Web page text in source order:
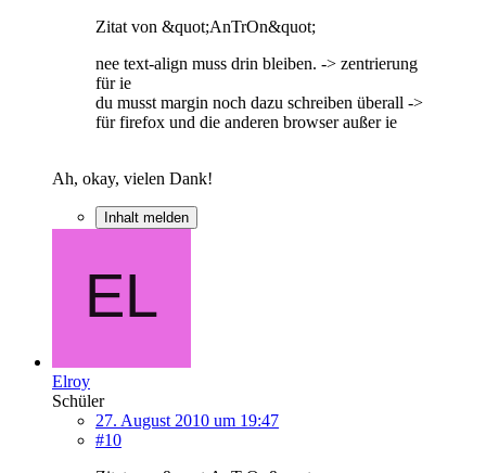
Zitat von &quot;AnTrOn&quot;
nee text-align muss drin bleiben. -> zentrierung
für ie
du musst margin noch dazu schreiben überall ->
für firefox und die anderen browser außer ie
Ah, okay, vielen Dank!
Inhalt melden
Elroy
Schüler
27. August 2010 um 19:47
#10